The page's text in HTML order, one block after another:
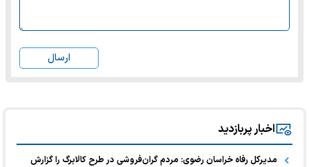
ارسال
اخبار پربازدید
مدیرکل رفاه خراسان رضوی: مردم گران‌فروشی در طرح کالابرگ را گزارش